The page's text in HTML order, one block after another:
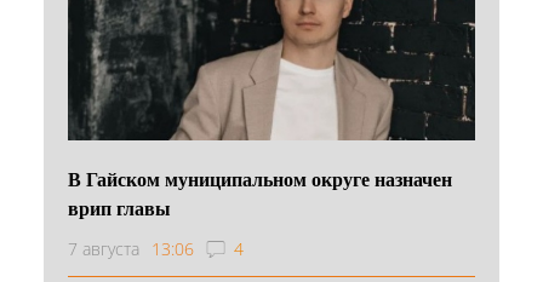
В Гайском муниципальном округе назначен
врип главы
7 августа 13:06 4